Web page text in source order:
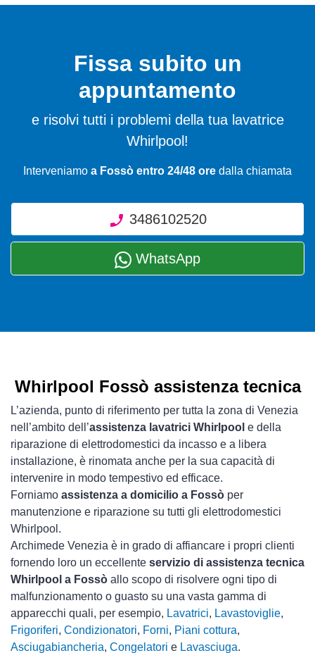
Fissa subito un
appuntamento
e risolvi tutti i problemi della tua lavatrice
Whirlpool!
Interveniamo a Fossò entro 24/48 ore dalla chiamata
3486102520
WhatsApp
Whirlpool Fossò assistenza tecnica
L’azienda, punto di riferimento per tutta la zona di Venezia
nell’ambito dell’assistenza lavatrici Whirlpool e della
riparazione di elettrodomestici da incasso e a libera
installazione, è rinomata anche per la sua capacità di
intervenire in modo tempestivo ed efficace.
Forniamo assistenza a domicilio a Fossò per
manutenzione e riparazione su tutti gli elettrodomestici
Whirlpool.
Archimede Venezia è in grado di affiancare i propri clienti
fornendo loro un eccellente servizio di assistenza tecnica
Whirlpool a Fossò allo scopo di risolvere ogni tipo di
malfunzionamento o guasto su una vasta gamma di
apparecchi quali, per esempio, Lavatrici, Lavastoviglie,
Frigoriferi, Condizionatori, Forni, Piani cottura,
Asciugabiancheria, Congelatori e Lavasciuga.